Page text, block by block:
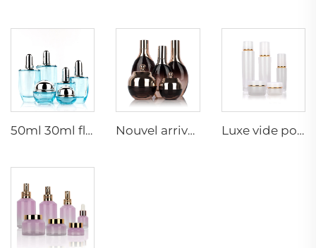
50ml 30ml flacon de verre bleu clair de luxe pour lotion visage cosmétique crème emballage avec pompe Nouvel arrivage, bouteille d'huile essentielle ovale en verre givré, emballage de sérum pour le visage en huile, bouteille pulvérisatrice, pot à crème, ensemble en verre Luxe vide pot de crème pour soins de la peau ensemble d'emballage 120ml 100ml 40ml bouteille pulvérisatrice cosmétique en verre